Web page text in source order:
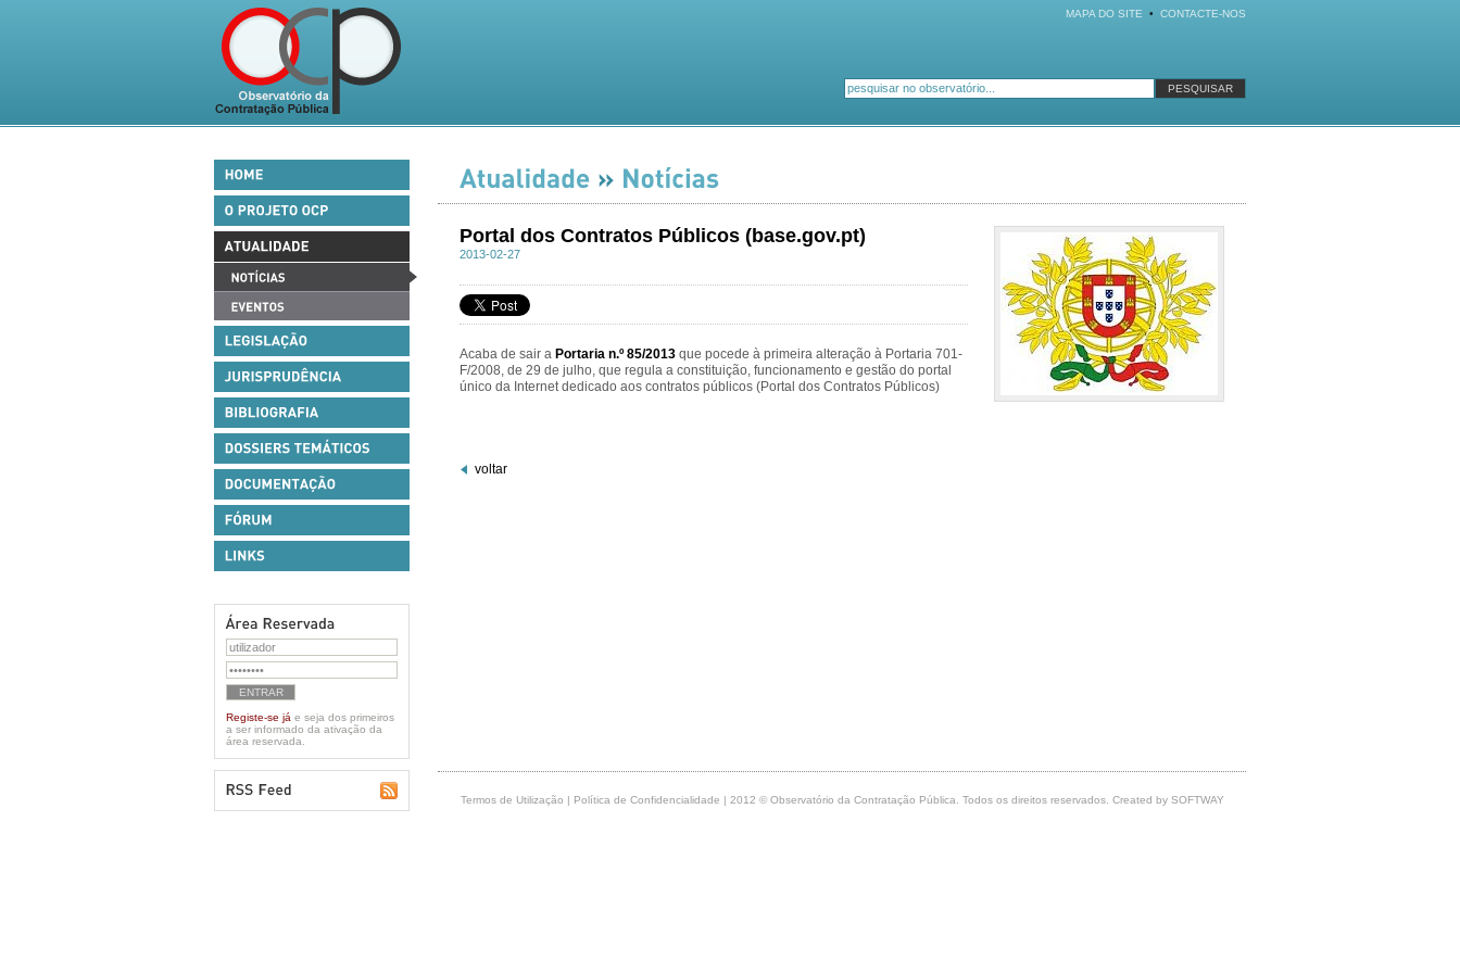
MAPA DO SITE • CONTACTE-NOS
Registe-se já e seja dos primeiros
a ser informado da ativação da
área reservada.
Portal dos Contratos Públicos (base.gov.pt)
2013-02-27
Acaba de sair a Portaria n.º 85/2013 que pocede à primeira alteração à Portaria 701-
F/2008, de 29 de julho, que regula a constituição, funcionamento e gestão do portal
único da Internet dedicado aos contratos públicos (Portal dos Contratos Públicos)
voltar
Termos de Utilização | Política de Confidencialidade | 2012 © Observatório da Contratação Pública. Todos os direitos reservados. Created by SOFTWAY